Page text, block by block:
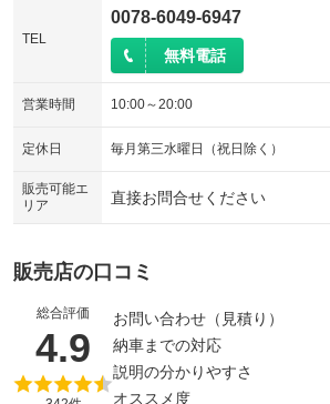
：装備なし
ウォークスルー
：装備なし
電動リアゲート
：装備なし
シートエアコン
：装備なし
サイドカメラ
：装備なし
TEL
0078-6049-6947
無料電話
営業時間 10:00～20:00
定休日 毎月第三水曜日（祝日除く）
販売可能エ
リア
直接お問合せください
販売店の口コミ
総合評価
4.9 （5点満点中）
お問い合わせ（見積り）
納車までの対応
説明の分かりやすさ
オススメ度